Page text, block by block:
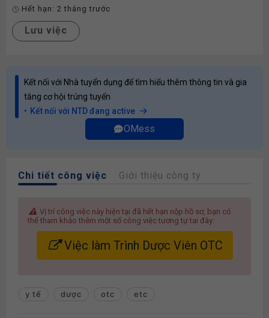
Hết hạn: 2 tháng trước
Lưu việc
Kết nối với Nhà tuyển dụng để tìm hiểu thêm thông tin và gia
tăng cơ hội trúng tuyển
Kết nối với NTD đang active
OMess
Chi tiết công việc Giới thiệu công ty
Vị trí công việc này hiện tại đã hết hạn nộp hồ sơ, bạn có
thể tham khảo thêm một số công việc tương tự tại đây:
Việc làm Trình Dược Viên OTC
y tế dược otc etc